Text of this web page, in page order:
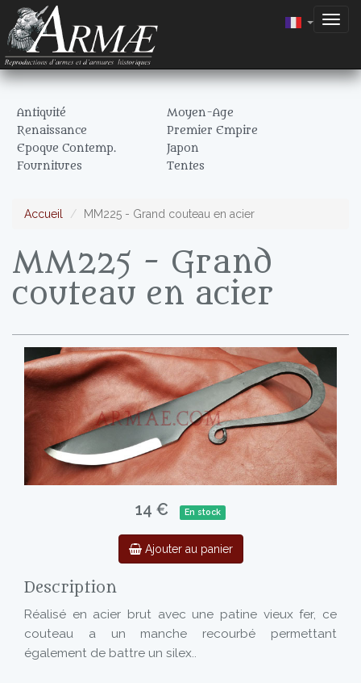
Antiquité
Moyen-Age
Renaissance
Premier Empire
Epoque Contemp.
Japon
Fournitures
Tentes
Accueil MM225 - Grand couteau en acier
MM225 - Grand
couteau en acier
14 € En stock
Ajouter au panier
Description
Réalisé en acier brut avec une patine vieux fer, ce
couteau a un manche recourbé permettant
également de battre un silex..